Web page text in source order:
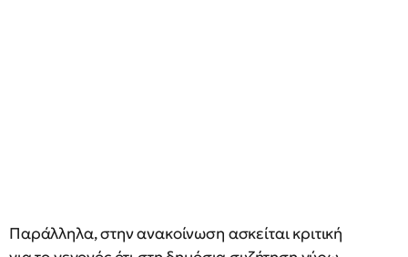
Παράλληλα, στην ανακοίνωση ασκείται κριτική